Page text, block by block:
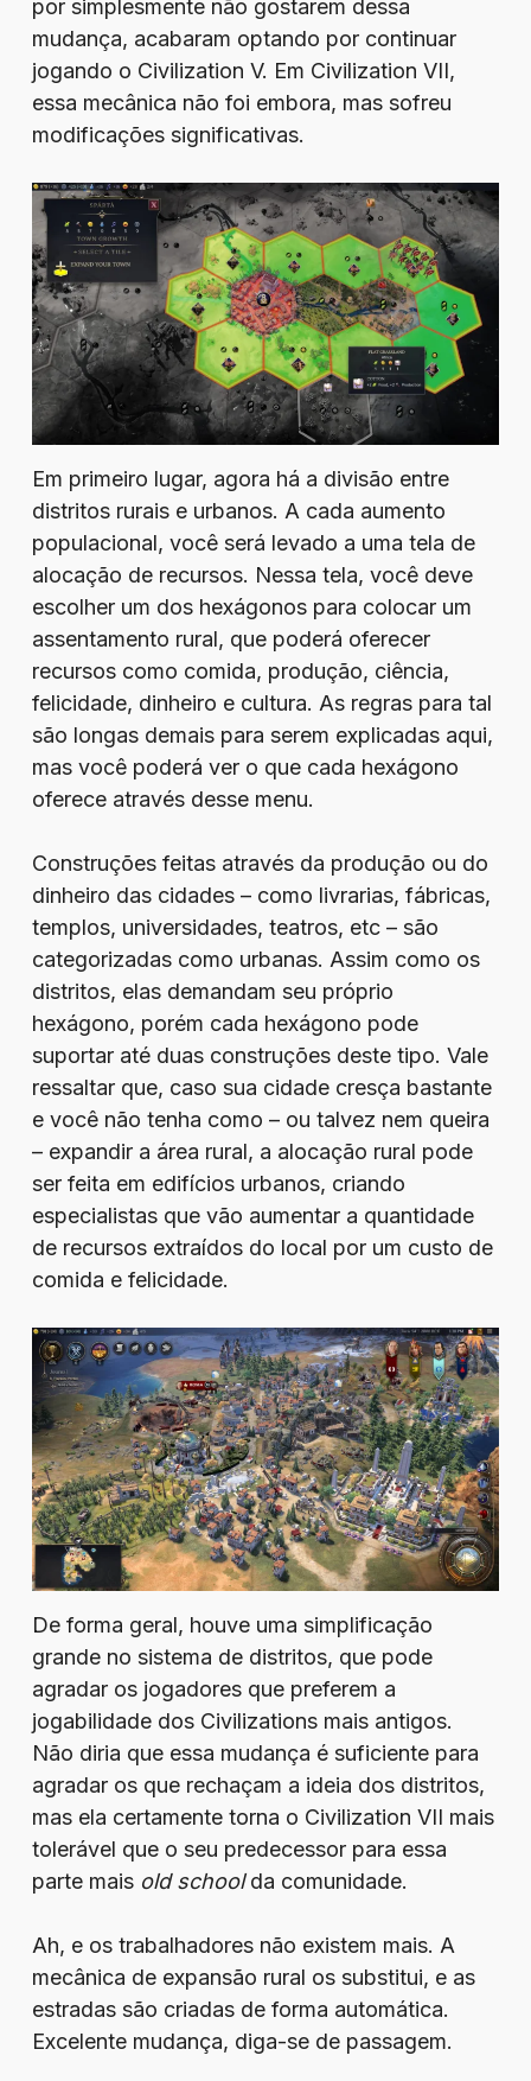
por simplesmente não gostarem dessa
mudança, acabaram optando por continuar
jogando o Civilization V. Em Civilization VII,
essa mecânica não foi embora, mas sofreu
modificações significativas.
Em primeiro lugar, agora há a divisão entre
distritos rurais e urbanos. A cada aumento
populacional, você será levado a uma tela de
alocação de recursos. Nessa tela, você deve
escolher um dos hexágonos para colocar um
assentamento rural, que poderá oferecer
recursos como comida, produção, ciência,
felicidade, dinheiro e cultura. As regras para tal
são longas demais para serem explicadas aqui,
mas você poderá ver o que cada hexágono
oferece através desse menu.
Construções feitas através da produção ou do
dinheiro das cidades – como livrarias, fábricas,
templos, universidades, teatros, etc – são
categorizadas como urbanas. Assim como os
distritos, elas demandam seu próprio
hexágono, porém cada hexágono pode
suportar até duas construções deste tipo. Vale
ressaltar que, caso sua cidade cresça bastante
e você não tenha como – ou talvez nem queira
– expandir a área rural, a alocação rural pode
ser feita em edifícios urbanos, criando
especialistas que vão aumentar a quantidade
de recursos extraídos do local por um custo de
comida e felicidade.
De forma geral, houve uma simplificação
grande no sistema de distritos, que pode
agradar os jogadores que preferem a
jogabilidade dos Civilizations mais antigos.
Não diria que essa mudança é suficiente para
agradar os que rechaçam a ideia dos distritos,
mas ela certamente torna o Civilization VII mais
tolerável que o seu predecessor para essa
parte mais old schoolda comunidade.
Ah, e os trabalhadores não existem mais. A
mecânica de expansão rural os substitui, e as
estradas são criadas de forma automática.
Excelente mudança, diga-se de passagem.